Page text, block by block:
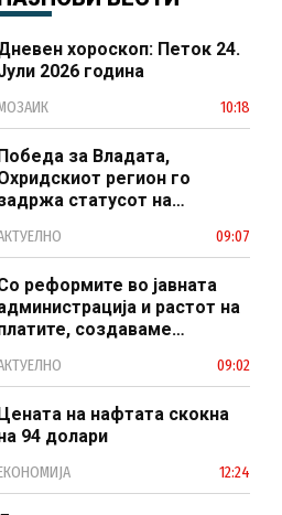
хороскоп: Петок 24.
2026 година
10:18
за Владата,
регион го
статусот на
09:07
реформите во јавната
и растот на
создаваме
јавен сектор
09:02
на нафтата скокна
94 долари
12:24